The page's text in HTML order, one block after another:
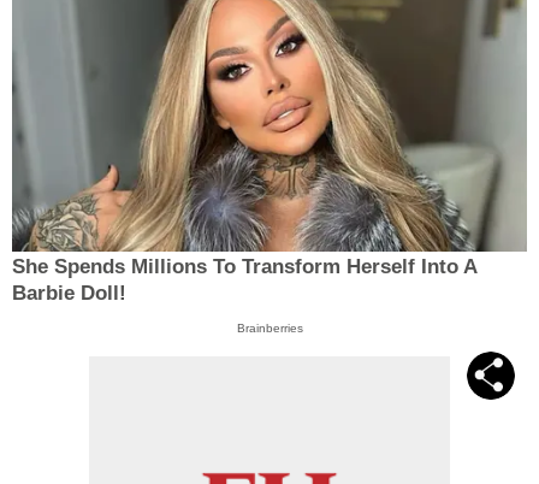
She Spends Millions To Transform Herself Into A
Barbie Doll!
Brainberries